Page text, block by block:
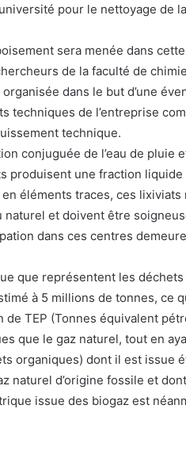
pour le nettoyage de
sera menée dans
de la faculté de
organisée dans le but d’une
techniques de l’entreprise
technique.
conjuguée de l’eau de pluie
produisent une fraction liquide
éléments traces, ces
et doivent être
dans ces centres
que représentent les
à 5 millions de tonnes, ce
de TEP (Tonnes équivalent
que le gaz naturel, tout en
organiques) dont il est issue
naturel d’origine fossile et
issue des biogaz est